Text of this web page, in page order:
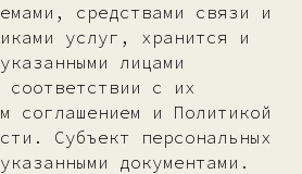
средствами связи и
услуг, хранится и
лицами
с их
соглашением и Политикой
Субъект персональных
документами.